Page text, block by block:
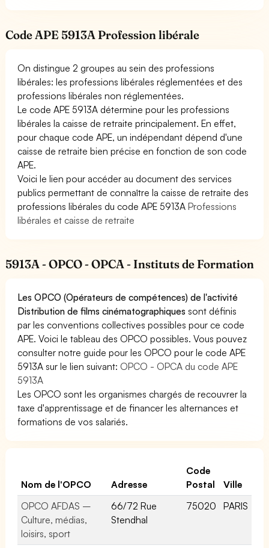
Code APE 5913A Profession libérale
On distingue 2 groupes au sein des professions
libérales: les professions libérales réglementées et des
professions libérales non réglementées.
Le code APE 5913A détermine pour les professions
libérales la caisse de retraite principalement. En effet,
pour chaque code APE, un indépendant dépend d'une
caisse de retraite bien précise en fonction de son code
APE.
Voici le lien pour accéder au document des services
publics permettant de connaître la caisse de retraite des
professions libérales du code APE 5913AProfessions
libérales et caisse de retraite
5913A - OPCO - OPCA - Instituts de Formation
Les OPCO (Opérateurs de compétences) de l'activité
Distribution de films cinématographiques sont définis
par les conventions collectives possibles pour ce code
APE. Voici le tableau des OPCO possibles. Vous pouvez
consulter notre guide pour les OPCO pour le code APE
5913A sur le lien suivant: OPCO - OPCA du code APE
5913A
Les OPCO sont les organismes chargés de recouvrer la
taxe d'apprentissage et de financer les alternances et
formations de vos salariés.
Nom de l'OPCO Adresse
Code
Postal
Ville
OPCO AFDAS –
Culture, médias,
loisirs, sport
66/72 Rue
Stendhal
75020 PARIS